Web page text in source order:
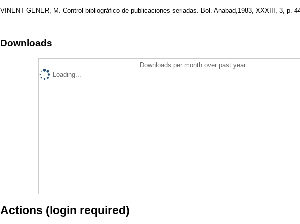
VINENT GENER, M. Control bibliográfico de publicaciones seriadas. Bol. Anabad,1983, XXXIII, 3, p.
Downloads
Downloads per month over past year
Loading...
Actions (login required)